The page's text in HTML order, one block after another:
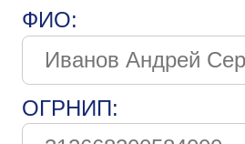
ФИО:
ОГРНИП: